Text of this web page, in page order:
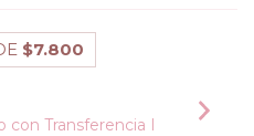
$7.800
con Transferencia I